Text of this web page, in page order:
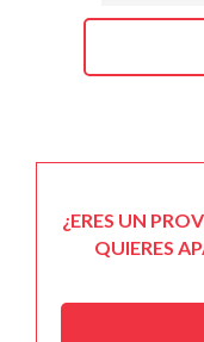
¿ERES UN
QUIERES